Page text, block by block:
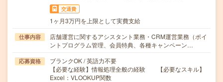
交通費
1ヶ月3万円を上限として実費支給
仕事内容
店舗運営に関するアシスタント業務・CRM運営業務（ポイ
ントプログラム管理、会員特典、各種キャンペーン…
応募資格
ブランクOK / 英語力不要
【必要な経験】情報処理全般の経験 【必要なスキル】
Excel：VLOOKUP関数